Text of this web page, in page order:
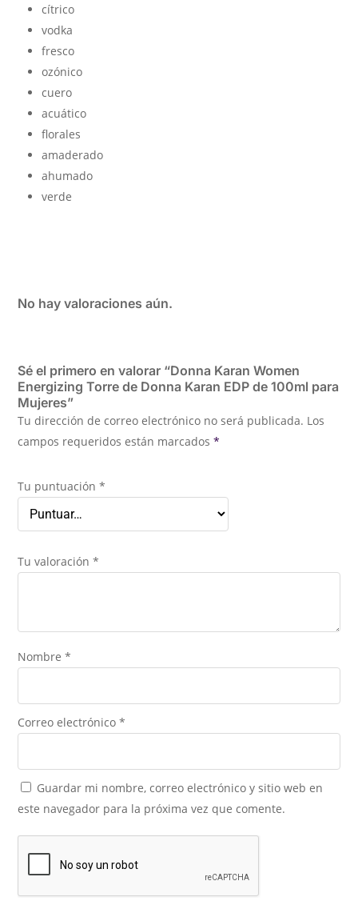
cítrico
vodka
fresco
ozónico
cuero
acuático
florales
amaderado
ahumado
verde
No hay valoraciones aún.
Sé el primero en valorar “Donna Karan Women
Energizing Torre de Donna Karan EDP de 100ml para
Mujeres”
Tu dirección de correo electrónico no será publicada. Los
campos requeridos están marcados*
Tu puntuación*
Tu valoración*
Nombre*
Correo electrónico*
Guardar mi nombre, correo electrónico y sitio web en
este navegador para la próxima vez que comente.